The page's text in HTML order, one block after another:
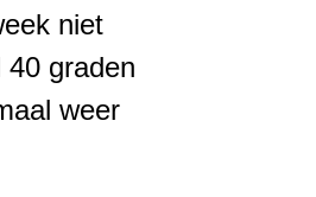
niet
40 graden
weer